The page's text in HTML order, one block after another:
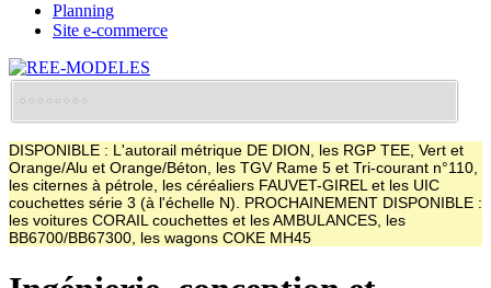
Planning
Site e-commerce
DISPONIBLE : L'autorail métrique DE DION, les RGP TEE, Vert et
Orange/Alu et Orange/Béton, les TGV Rame 5 et Tri-courant n°110,
les citernes à pétrole, les céréaliers FAUVET-GIREL et les UIC
couchettes série 3 (à l'échelle N). PROCHAINEMENT DISPONIBLE :
les voitures CORAIL couchettes et les AMBULANCES, les
BB6700/BB67300, les wagons COKE MH45